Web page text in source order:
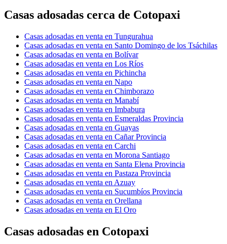
Casas adosadas cerca de Cotopaxi
Casas adosadas en venta en Tungurahua
Casas adosadas en venta en Santo Domingo de los Tsáchilas
Casas adosadas en venta en Bolívar
Casas adosadas en venta en Los Ríos
Casas adosadas en venta en Pichincha
Casas adosadas en venta en Napo
Casas adosadas en venta en Chimborazo
Casas adosadas en venta en Manabí
Casas adosadas en venta en Imbabura
Casas adosadas en venta en Esmeraldas Provincia
Casas adosadas en venta en Guayas
Casas adosadas en venta en Cañar Provincia
Casas adosadas en venta en Carchi
Casas adosadas en venta en Morona Santiago
Casas adosadas en venta en Santa Elena Provincia
Casas adosadas en venta en Pastaza Provincia
Casas adosadas en venta en Azuay
Casas adosadas en venta en Sucumbíos Provincia
Casas adosadas en venta en Orellana
Casas adosadas en venta en El Oro
Casas adosadas en Cotopaxi